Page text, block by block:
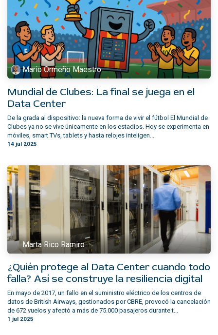
Mario Ormeño Maestro
Mundial de Clubes: La final se juega en el
Data Center
De la grada al dispositivo: la nueva forma de vivir el fútbol El Mundial de
Clubes ya no se vive únicamente en los estadios. Hoy se experimenta en
móviles, smart TVs, tablets y hasta relojes inteligen...
14 jul 2025
Marta Rico Ramiro
¿Quién protege al Data Center cuando todo
falla? Así se construye la resiliencia digital
En mayo de 2017, un fallo en el suministro eléctrico de los centros de
datos de British Airways, gestionados por CBRE, provocó la cancelación
de 672 vuelos y afectó a más de 75.000 pasajeros durante t...
1 jul 2025